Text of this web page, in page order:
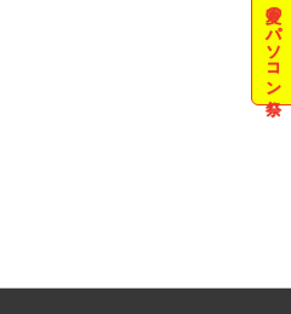
夏のパソコン祭